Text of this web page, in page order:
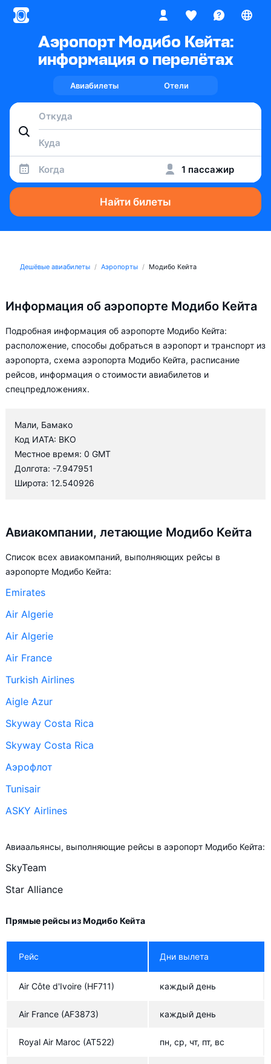
Аэропорт Модибо Кейта:
информация о перелётах
Авиабилеты Отели
Когда 1 пассажир
Найти билеты
Дешёвые авиабилеты Аэропорты Модибо Кейта
Информация об аэропорте Модибо Кейта
Подробная информация об аэропорте Модибо Кейта:
расположение, способы добраться в аэропорт и транспорт из
аэропорта, схема аэропорта Модибо Кейта, расписание
рейсов, информация о стоимости авиабилетов и
спецпредложениях.
Мали, Бамако
Код ИАТА: BKO
Местное время: 0 GMT
Долгота: -7.947951
Широта: 12.540926
Авиакомпании, летающие Модибо Кейта
Список всех авиакомпаний, выполняющих рейсы в
аэропорте Модибо Кейта:
Emirates
Air Algerie
Air Algerie
Air France
Turkish Airlines
Aigle Azur
Skyway Costa Rica
Skyway Costa Rica
Аэрофлот
Tunisair
ASKY Airlines
Mauritania Airlines International
Mauritania Airlines International
Kenya Airways
Kenya Airways
Royal Air Maroc
Air Côte d'Ivoire
Авиаальянсы, выполняющие рейсы в аэропорт Модибо Кейта:
SkyTeam
Star Alliance
Прямые рейсы из Модибо Кейта
Рейс Дни вылета
Air Côte d'Ivoire (HF711) каждый день
Air France (AF3873) каждый день
Royal Air Maroc (AT522) пн, ср, чт, пт, вс